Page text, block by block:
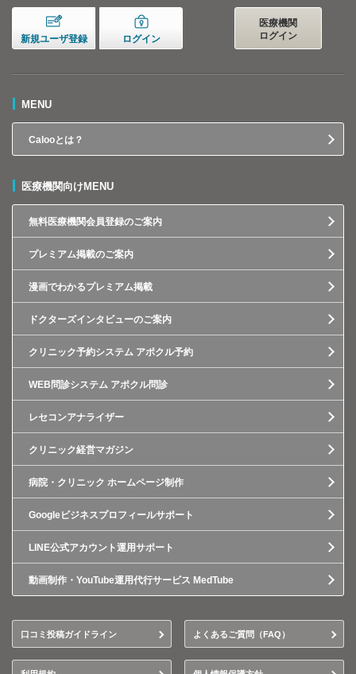
新規ユーザ登録 ログイン
医療機関
ログイン
MENU
Calooとは？
医療機関向けMENU
無料医療機関会員登録のご案内
プレミアム掲載のご案内
漫画でわかるプレミアム掲載
ドクターズインタビューのご案内
クリニック予約システム アポクル予約
WEB問診システム アポクル問診
レセコンアナライザー
クリニック経営マガジン
病院・クリニック ホームページ制作
Googleビジネスプロフィールサポート
LINE公式アカウント運用サポート
動画制作・YouTube運用代行サービス MedTube
口コミ投稿ガイドライン よくあるご質問（FAQ）